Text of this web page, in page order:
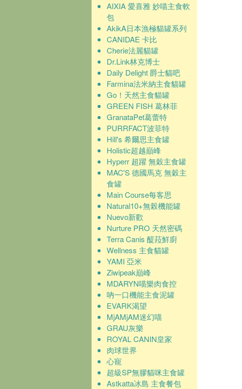
AIXIA 愛喜雅 妙喵主食軟
包
AkikA日本漁極貓罐系列
CANIDAE 卡比
Cherie法麗貓罐
Dr.Link林克博士
Daily Delight 爵士貓吧
Farmina法米納主食貓罐
Go！天然主食貓罐
GREEN FISH 葛林菲
GranataPet葛蕾特
PURRFACT波菲特
Hill's 希爾思主食罐
Holistic超越巔峰
Hyperr 超躍 無穀主食罐
MAC'S 德國馬克 無穀主
食罐
Main Course每客思
Natural10+無榖機能罐
Nuevo新歡
Nurture PRO 天然密碼
Terra Canis 醍菈鮮廚
Wellness 主食貓罐
YAMI 亞米
Ziwipeak巔峰
MDARYN喵樂肉食控
吶一口機能主食泥罐
EVARK渴望
MjAMjAM迷幻喵
GRAU灰樂
ROYAL CANIN皇家
肉球世界
心寵
超級SP無膠貓咪主食罐
Astkatta冰島 主食餐包